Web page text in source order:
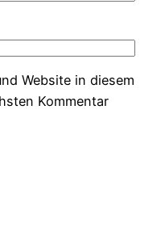
Website in diesem
Kommentar